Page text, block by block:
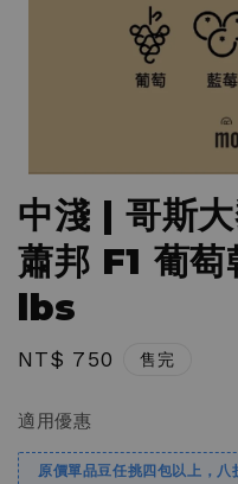
中淺 | 哥斯
蕭邦 F1 葡
lbs
Regular
NT$ 750 售完
適用優惠
原價單品豆任挑四包以上，八